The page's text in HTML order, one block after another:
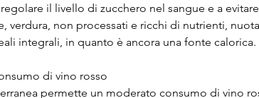
verdura, non processati e ricchi di nutrienti,
integrali, in quanto è ancora una fonte calorica.
di vino rosso
permette un moderato consumo di vino